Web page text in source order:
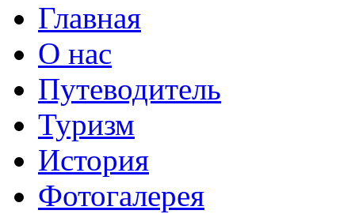
Главная
О нас
Путеводитель
Туризм
История
Фотогалерея